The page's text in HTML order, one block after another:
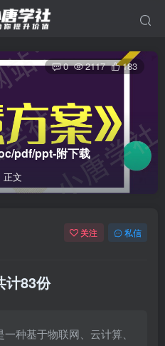
pdf/ppt-附下载
正文
0 2117 183
关注 私信
计83份
种基于物联网、云计算、